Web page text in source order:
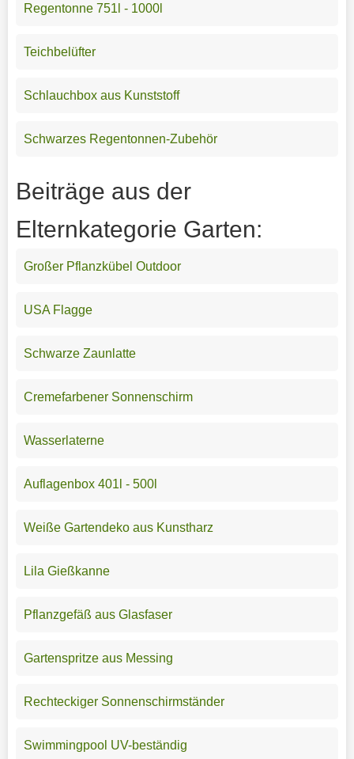
Regentonne 751l - 1000l
Teichbelüfter
Schlauchbox aus Kunststoff
Schwarzes Regentonnen-Zubehör
Beiträge aus der
Elternkategorie Garten:
Großer Pflanzkübel Outdoor
USA Flagge
Schwarze Zaunlatte
Cremefarbener Sonnenschirm
Wasserlaterne
Auflagenbox 401l - 500l
Weiße Gartendeko aus Kunstharz
Lila Gießkanne
Pflanzgefäß aus Glasfaser
Gartenspritze aus Messing
Rechteckiger Sonnenschirmständer
Swimmingpool UV-beständig